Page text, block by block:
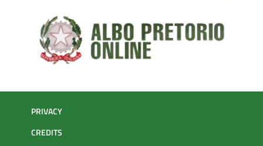
PRIVACY
CREDITS